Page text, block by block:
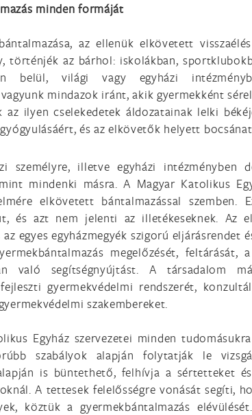
minden formáját
az ellenük elkövetett
történjék az bárhol: iskolákban,
belül, világi vagy egyházi
mindazok iránt, akik gyermekként
az ilyen cselekedetek áldozatainak lelki
és az elkövetők helyett
személyre, illetve egyházi intézményben
mindenki másra. A Magyar Katolikus
elkövetett bántalmazással
és azt nem jelenti az illetékeseknek. Az
egyes egyházmegyék szigorú eljárásrendet
megelőzését,
való segítségnyújtást. A társadalom
gyermekvédelmi rendszerét,
szakembereket.
Egyház szervezetei minden
szabályok alapján folytatják le
is büntethető, felhívja a sértetteket
A tettesek felelősségre vonását segíti,
köztük a gyermekbántalmazás